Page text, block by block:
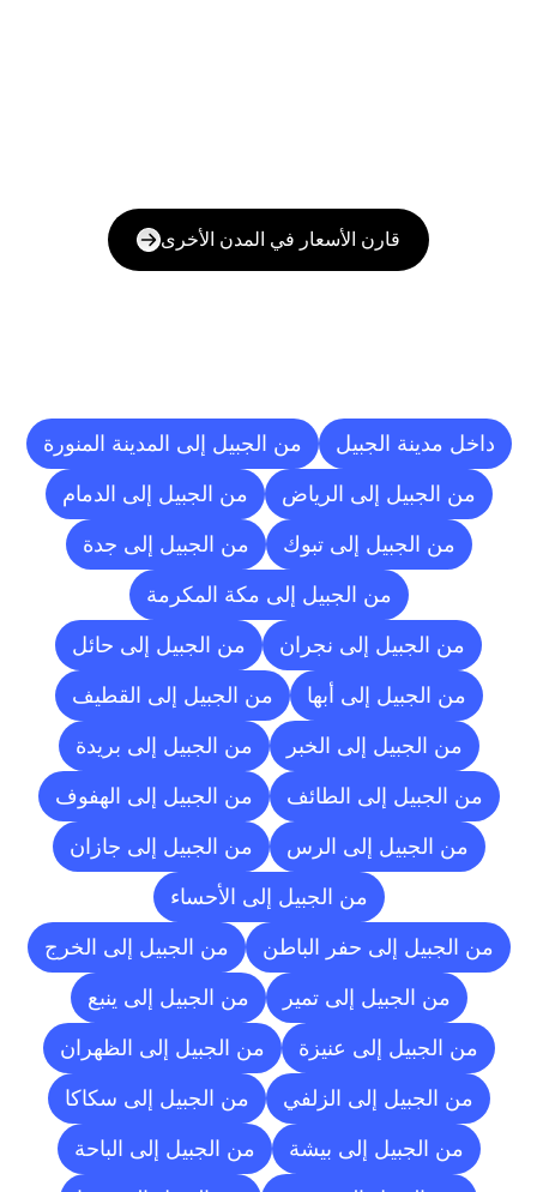
قارن الأسعار في المدن الأخرى
داخل مدينة الجبيل من الجبيل إلى المدينة المنورة
من الجبيل إلى الرياض من الجبيل إلى الدمام
من الجبيل إلى تبوك من الجبيل إلى جدة
من الجبيل إلى مكة المكرمة
من الجبيل إلى نجران من الجبيل إلى حائل
من الجبيل إلى أبها من الجبيل إلى القطيف
من الجبيل إلى الخبر من الجبيل إلى بريدة
من الجبيل إلى الطائف من الجبيل إلى الهفوف
من الجبيل إلى الرس من الجبيل إلى جازان
من الجبيل إلى الأحساء
من الجبيل إلى حفر الباطن من الجبيل إلى الخرج
من الجبيل إلى تمير من الجبيل إلى ينبع
من الجبيل إلى عنيزة من الجبيل إلى الظهران
من الجبيل إلى الزلفي من الجبيل إلى سكاكا
من الجبيل إلى بيشة من الجبيل إلى الباحة